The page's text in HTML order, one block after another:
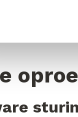
kost.
zo’n grote
te verliezen…